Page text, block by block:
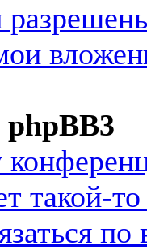
такой-
по